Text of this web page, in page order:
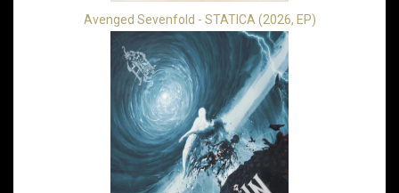
Avenged Sevenfold - STATICA (2026, EP)